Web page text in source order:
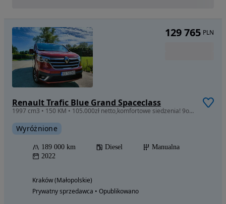
Renault Trafic Blue Grand Spaceclass
1997 cm3 • 150 KM • 105.000zł netto,komfortowe siedzenia! 9os,1wł., PL,SpaceClass L2 Grand
Wyróżnione
189 000 km Diesel
Manualna
2022
Kraków (Małopolskie)
Prywatny sprzedawca • Opublikowano
129 765 PLN